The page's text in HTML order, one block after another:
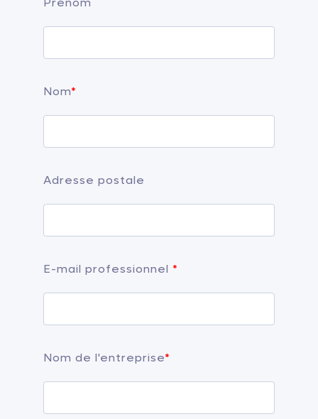
Nom*
Adresse postale
E-mail professionnel *
Nom de l'entreprise*